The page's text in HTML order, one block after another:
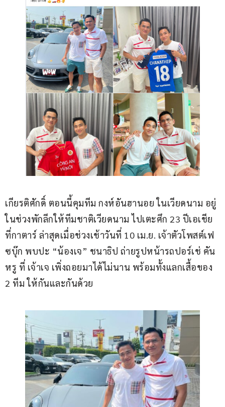
เกียรติศักดิ์ ตอนนี้คุมทีม กงห์อันฮานอย ในเวียดนาม อยู่
ในช่วงพักลีกให้ทีมชาติเวียดนาม ไปเตะศึก 23 ปีเอเชีย
ที่กาตาร์ ล่าสุดเมื่อช่วงเช้าวันที่ 10 เม.ย. เจ้าตัวโพสต์เฟ
ซบุ๊ก พบปะ “น้องเจ” ชนาธิป ถ่ายรูปหน้ารถปอร์เช่ คัน
หรู ที่ เจ้าเจ เพิ่งถอยมาได้ไม่นาน พร้อมทั้งแลกเสื้อของ
2 ทีม ให้กันและกันด้วย